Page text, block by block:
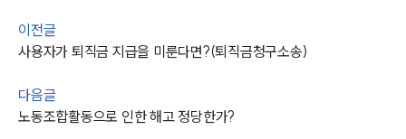
이전글
사용자가 퇴직금 지급을 미룬다면?(퇴직금청구소송)
다음글
노동조합활동으로 인한 해고 정당한가?